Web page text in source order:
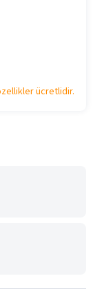
ücretlidir.